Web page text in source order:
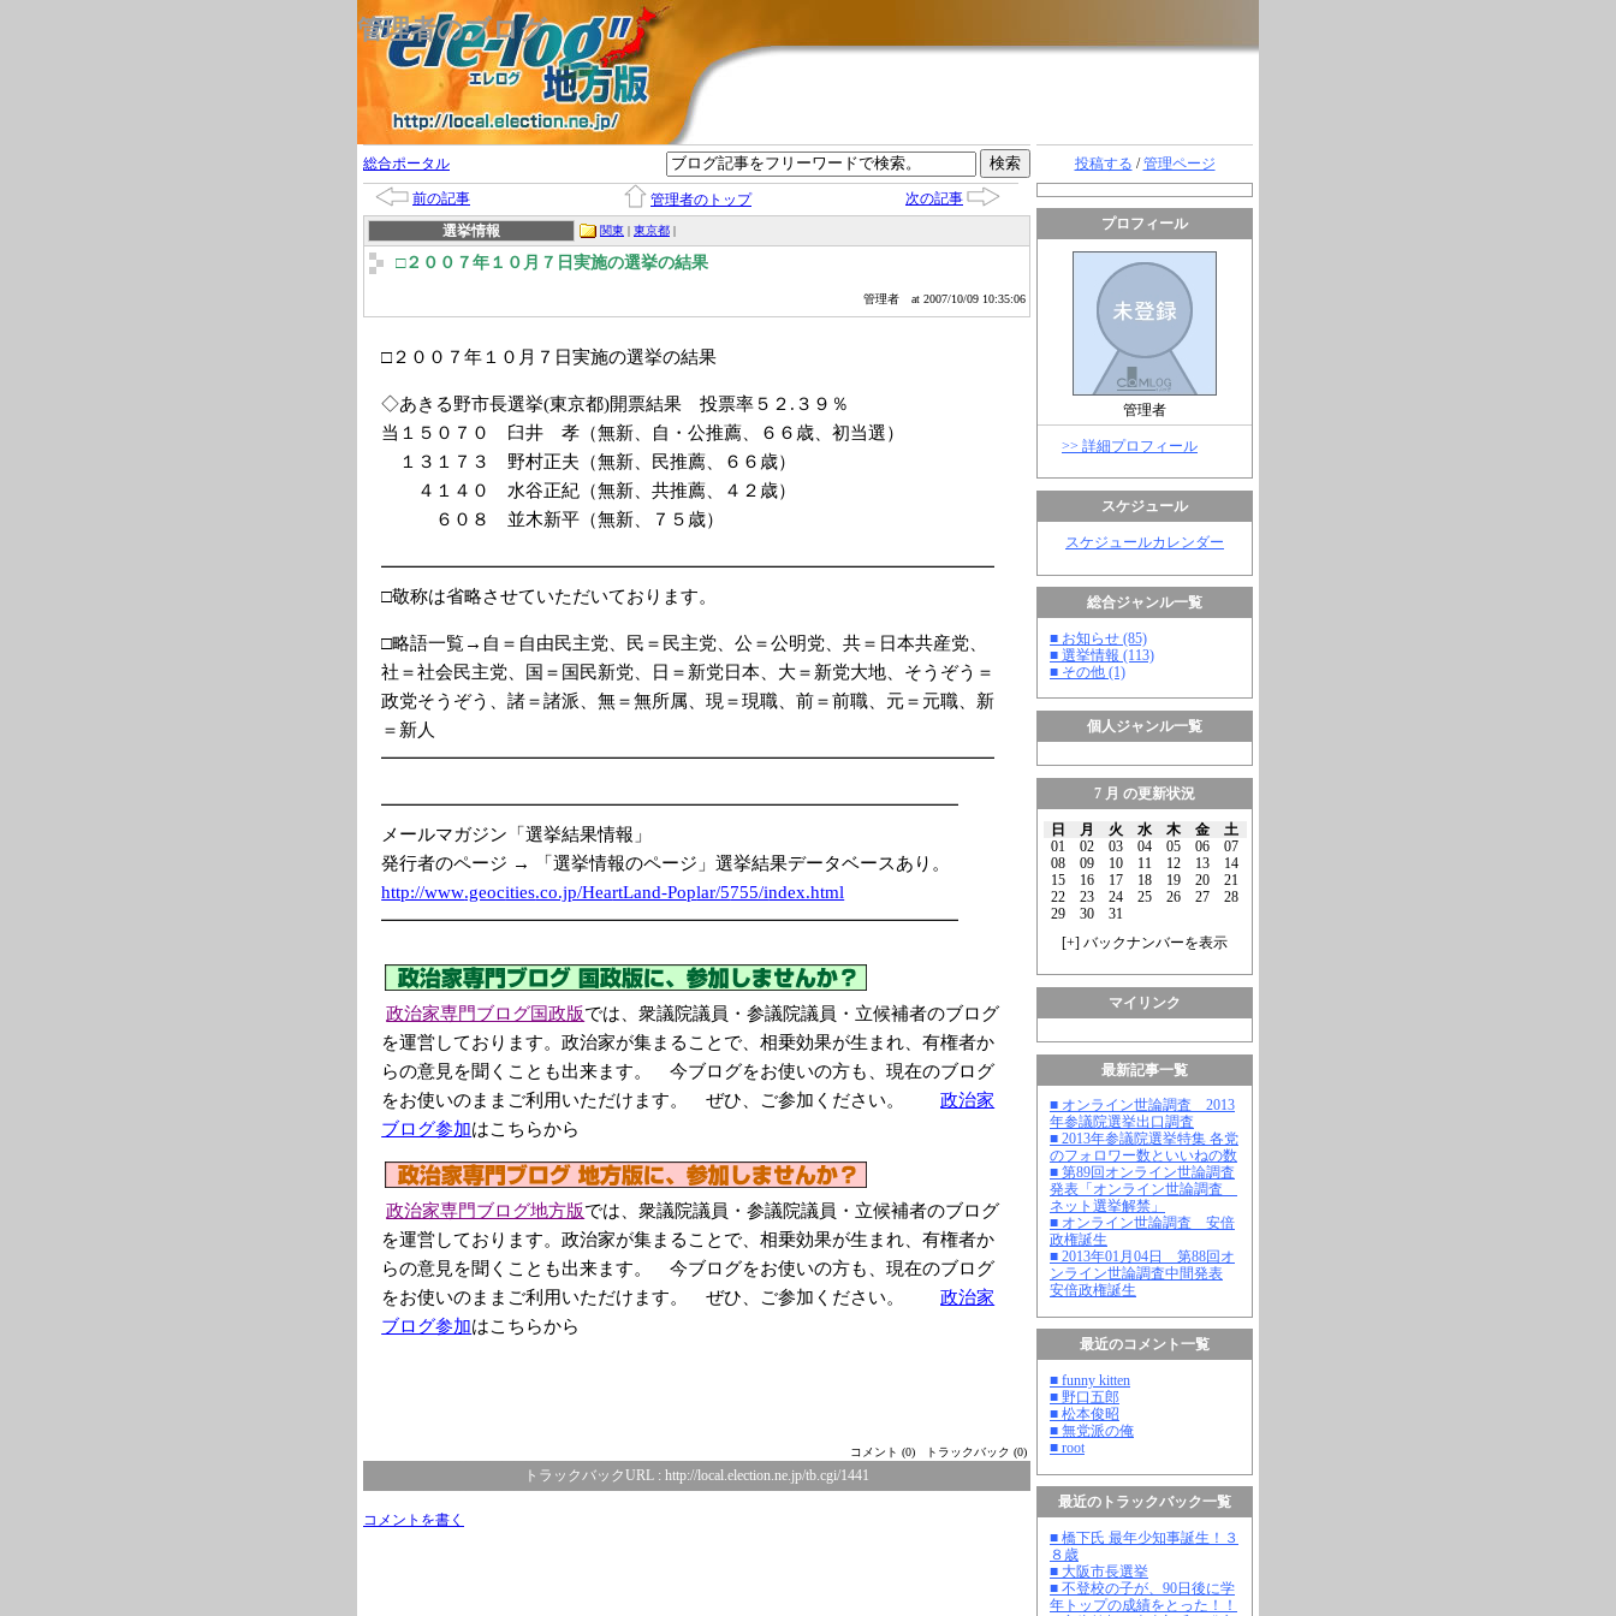
管理者のブログ
投稿する /管理ページ
プロフィール
管理者
>> 詳細プロフィール
スケジュール
スケジュールカレンダー
総合ジャンル一覧
■ お知らせ (85)
■ 選挙情報 (113)
■ その他 (1)
個人ジャンル一覧
7 月 の更新状況
日 月 火 水 木 金
土
01
02 03 04 05 06
07
08
09 10 11 12 13
14
15
16 17 18 19 20
21
22
23 24 25 26 27
28
29
30
31
[+] バックナンバーを表示
マイリンク
最新記事一覧
■ オンライン世論調査 2013
年参議院選挙出口調査
■ 2013年参議院選挙特集 各党
のフォロワー数といいねの数
■ 第89回オンライン世論調査
発表「オンライン世論調査
ネット選挙解禁」
■ オンライン世論調査 安倍
政権誕生
■ 2013年01月04日 第88回オ
ンライン世論調査中間発表
安倍政権誕生
最近のコメント一覧
■ funny kitten
■ 野口五郎
■ 松本俊昭
■ 無党派の俺
■ root
最近のトラックバック一覧
■ 橋下氏 最年少知事誕生！３
８歳
■ 大阪市長選挙
■ 不登校の子が、90日後に学
年トップの成績をとった！！
総合ポータル
前の記事 管理者のトップ
次の記事
選挙情報
関東 | 東京都 |
□２００７年１０月７日実施の選挙の結果
管理者 at 2007/10/09 10:35:06
□２００７年１０月７日実施の選挙の結果
◇あきる野市長選挙(東京都)開票結果 投票率５２.３９％
当１５０７０ 臼井 孝（無新、自・公推薦、６６歳、初当選）
１３１７３ 野村正夫（無新、民推薦、６６歳）
４１４０ 水谷正紀（無新、共推薦、４２歳）
６０８ 並木新平（無新、７５歳）
━━━━━━━━━━━━━━━━━━━━━━━━━━━━━━━━━━
□敬称は省略させていただいております。
□略語一覧→自＝自由民主党、民＝民主党、公＝公明党、共＝日本共産党、
社＝社会民主党、国＝国民新党、日＝新党日本、大＝新党大地、そうぞう＝
政党そうぞう、諸＝諸派、無＝無所属、現＝現職、前＝前職、元＝元職、新
＝新人
━━━━━━━━━━━━━━━━━━━━━━━━━━━━━━━━━━
━━━━━━━━━━━━━━━━━━━━━━━━━━━━━━━━
メールマガジン「選挙結果情報」
発行者のページ → 「選挙情報のページ」選挙結果データベースあり。
http://www.geocities.co.jp/HeartLand-Poplar/5755/index.html
━━━━━━━━━━━━━━━━━━━━━━━━━━━━━━━━
政治家専門ブログ国政版では、衆議院議員・参議院議員・立候補者のブログ
を運営しております。政治家が集まることで、相乗効果が生まれ、有権者か
らの意見を聞くことも出来ます。 今ブログをお使いの方も、現在のブログ
をお使いのままご利用いただけます。 ぜひ、ご参加ください。政治家
ブログ参加はこちらから
政治家専門ブログ地方版では、衆議院議員・参議院議員・立候補者のブログ
を運営しております。政治家が集まることで、相乗効果が生まれ、有権者か
らの意見を聞くことも出来ます。 今ブログをお使いの方も、現在のブログ
をお使いのままご利用いただけます。 ぜひ、ご参加ください。政治家
ブログ参加はこちらから
コメント (0) トラックバック (0)
トラックバックURL : http://local.election.ne.jp/tb.cgi/1441
コメントを書く